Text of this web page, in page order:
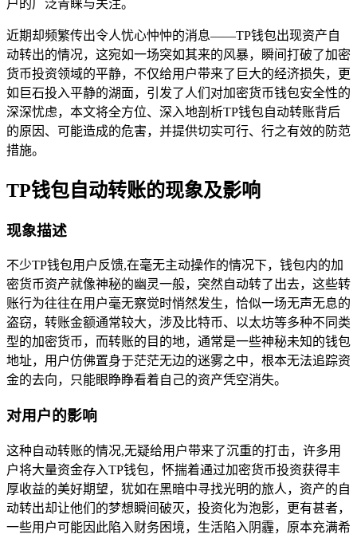
户的广泛青睐与关注。
近期却频繁传出令人忧心忡忡的消息——TP钱包出现资产自
动转出的情况，这宛如一场突如其来的风暴，瞬间打破了加密
货币投资领域的平静，不仅给用户带来了巨大的经济损失，更
如巨石投入平静的湖面，引发了人们对加密货币钱包安全性的
深深忧虑，本文将全方位、深入地剖析TP钱包自动转账背后
的原因、可能造成的危害，并提供切实可行、行之有效的防范
措施。
TP钱包自动转账的现象及影响
现象描述
不少TP钱包用户反馈,在毫无主动操作的情况下，钱包内的加
密货币资产就像神秘的幽灵一般，突然自动转了出去，这些转
账行为往往在用户毫无察觉时悄然发生，恰似一场无声无息的
盗窃，转账金额通常较大，涉及比特币、以太坊等多种不同类
型的加密货币，而转账的目的地，通常是一些神秘未知的钱包
地址，用户仿佛置身于茫茫无边的迷雾之中，根本无法追踪资
金的去向，只能眼睁睁看着自己的资产凭空消失。
对用户的影响
这种自动转账的情况,无疑给用户带来了沉重的打击，许多用
户将大量资金存入TP钱包，怀揣着通过加密货币投资获得丰
厚收益的美好期望，犹如在黑暗中寻找光明的旅人，资产的自
动转出却让他们的梦想瞬间破灭，投资化为泡影，更有甚者，
一些用户可能因此陷入财务困境，生活陷入阴霾，原本充满希